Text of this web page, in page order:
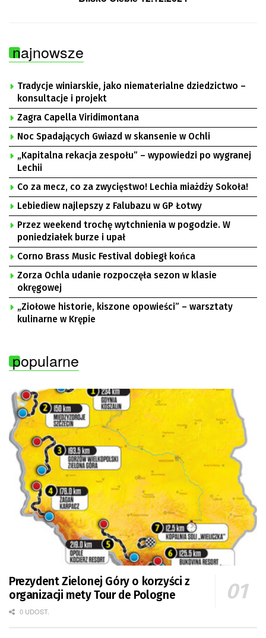
najnowsze
Tradycje winiarskie, jako niematerialne dziedzictwo –
konsultacje i projekt
Zagra Capella Viridimontana
Noc Spadających Gwiazd w skansenie w Ochli
„Kapitalna rekacja zespołu” – wypowiedzi po wygranej
Lechii
Co za mecz, co za zwycięstwo! Lechia miażdży Sokoła!
Lebiediew najlepszy z Falubazu w GP Łotwy
Przez weekend trochę wytchnienia w pogodzie. W
poniedziałek burze i upał
Corno Brass Music Festival dobiegł końca
Zorza Ochla udanie rozpoczęła sezon w klasie
okręgowej
„Ziołowe historie, kiszone opowieści” – warsztaty
kulinarne w Krępie
popularne
Prezydent Zielonej Góry o korzyści z
organizacji mety Tour de Pologne
0 UDOST.